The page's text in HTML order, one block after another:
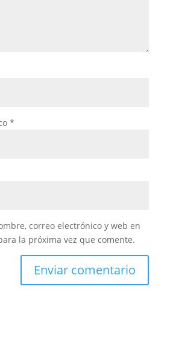
*
correo electrónico y web en
la próxima vez que comente.